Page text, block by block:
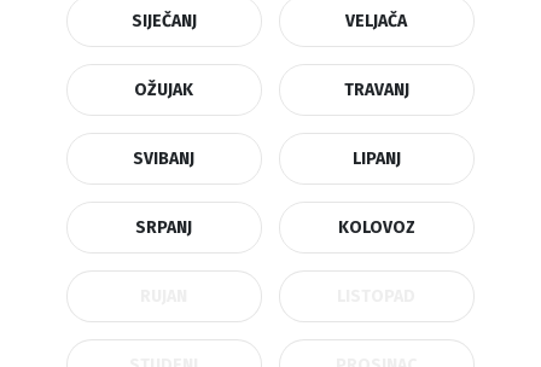
SIJEČANJ VELJAČA
OŽUJAK TRAVANJ
SVIBANJ LIPANJ
SRPANJ KOLOVOZ